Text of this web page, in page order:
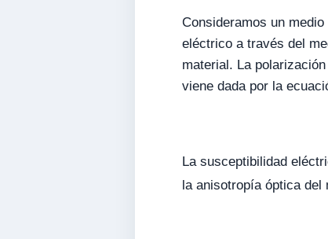
Consideramos un
eléctrico a través del
material. La
viene dada por la
La susceptibilidad
la anisotropía óptica del